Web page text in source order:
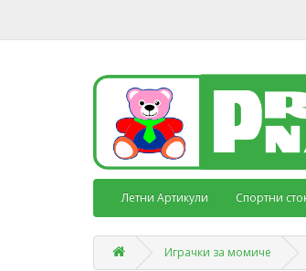
Летни Артикули Спортни
Играчки за момиче